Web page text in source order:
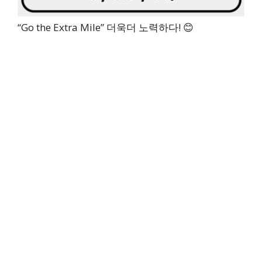
“Go the Extra Mile” 더욱더 노력하다! 😊